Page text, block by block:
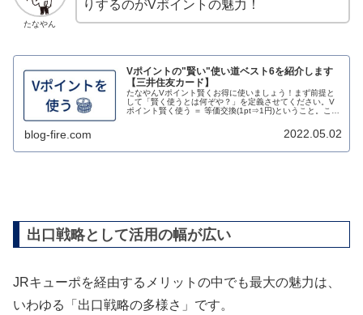
たなやん
りするのがVポイントの魅力！
Vポイントの"賢い"使い道ベスト6を紹介します
【三井住友カード】
たなやんVポイント賢くお得に使いましょう！まず前提と
して「賢く使うとは何ぞや？」を定義させてください。V
ポイント賢く使う ＝ 等価交換(1pt⇒1円)ということ。この
blog-fire.com 2022.05.02
出口戦略として活用の幅が広い
JRキューポを経由するメリットの中でも最大の魅力は、
いわゆる「出口戦略の多様さ」です。